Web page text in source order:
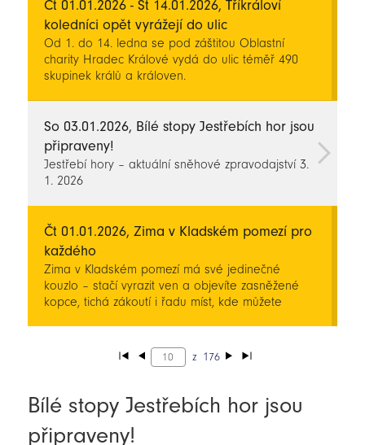
Čt 01.01.2026 - St 14.01.2026, Tříkráloví
koledníci opět vyrážejí do ulic
Od 1. do 14. ledna se pod záštitou Oblastní
charity Hradec Králové vydá do ulic téměř 490
skupinek králů a královen.
So 03.01.2026, Bílé stopy Jestřebích hor jsou
připraveny!
Jestřebí hory – aktuální sněhové zpravodajství 3.
1. 2026
Čt 01.01.2026, Zima v Kladském pomezí pro
každého
Zima v Kladském pomezí má své jedinečné
kouzlo – stačí vyrazit ven a objevíte zasněžené
kopce, tichá zákoutí i řadu míst, kde můžete
odpočinku, region nabízí spoustu inspirace.
z 176
Bílé stopy Jestřebích hor jsou
připraveny!